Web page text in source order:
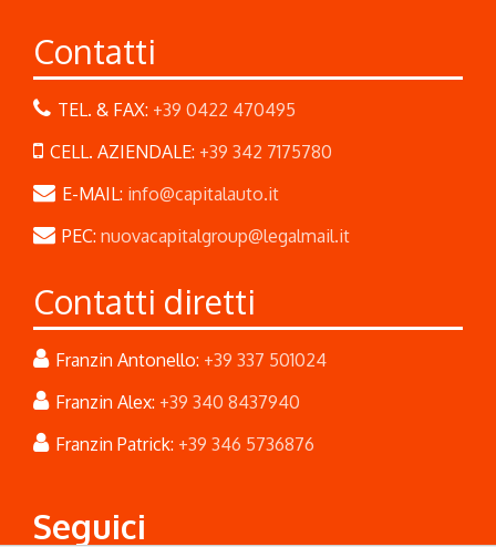
Contatti
TEL. & FAX: +39 0422 470495
CELL. AZIENDALE: +39 342 7175780
E-MAIL: info@capitalauto.it
PEC: nuovacapitalgroup@legalmail.it
Contatti diretti
Franzin Antonello: +39 337 501024
Franzin Alex: +39 340 8437940
Franzin Patrick: +39 346 5736876
Seguici